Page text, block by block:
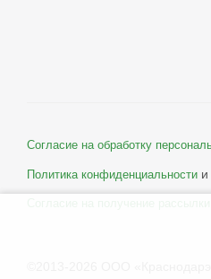
Согласие на обработку
Политика конфиденциальности и
©2013-2026 ООО